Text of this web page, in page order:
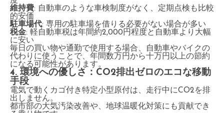
維持費: 自動車のような車検制度がなく、定期点検も比較
的安価
駐車場代: 専用の駐車場を借りる必要がない場合が多い
税金: 軽自動車税は年間約2,000円程度と自動車より大幅
に安い
毎日の買い物や通勤で使用する場合、自動車やバイクの
代わりに使うことで、年間数万円から十万円以上の節約
になる可能性があります。
4. 環境への優しさ：CO2排出ゼロのエコな移動
手段
電気で動くカゴ付き特定小型原付は、走行中にCO2を排
出しません。
都市部の大気汚染改善や、地球温暖化対策にも貢献でき